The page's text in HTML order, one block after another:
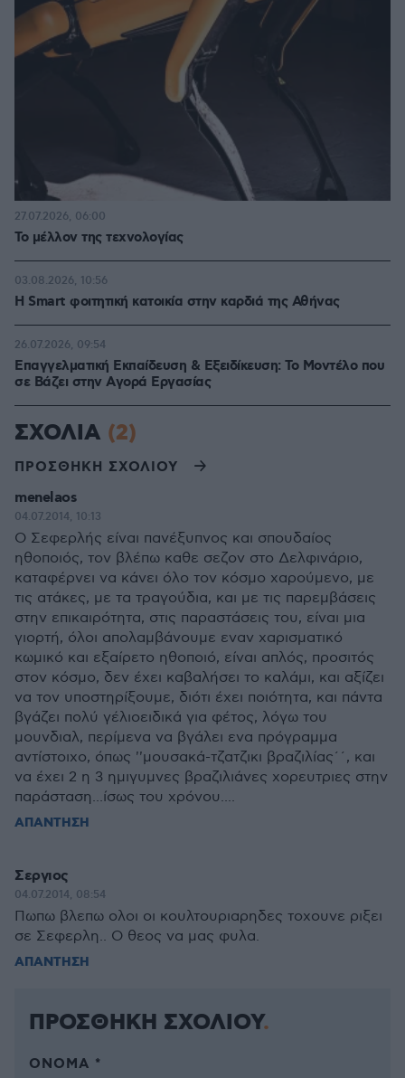
Το μέλλον της τεχνολογίας
27.07.2026, 06:00
Η Smart φοιτητική κατοικία στην καρδιά της Αθήνας
03.08.2026, 10:56
Επαγγελματική Εκπαίδευση & Εξειδίκευση: Το Mοντέλο που
σε Bάζει στην Aγορά Eργασίας
26.07.2026, 09:54
ΣΧΟΛΙΑ (2)
ΠΡΟΣΘΗΚΗ ΣΧΟΛΙΟΥ
menelaos
04.07.2014, 10:13
Ο Σεφερλής είναι πανέξυπνος και σπουδαίος
ηθοποιός, τον βλέπω καθε σεζον στο Δελφινάριο,
καταφέρνει να κάνει όλο τον κόσμο χαρούμενο, με
τις ατάκες, με τα τραγούδια, και με τις παρεμβάσεις
στην επικαιρότητα, στις παραστάσεις του, είναι μια
γιορτή, όλοι απολαμβάνουμε εναν χαρισματικό
κωμικό και εξαίρετο ηθοποιό, είναι απλός, προσιτός
στον κόσμο, δεν έχει καβαλήσει το καλάμι, και αξίζει
να τον υποστηρίξουμε, διότι έχει ποιότητα, και πάντα
βγάζει πολύ γέλιοειδικά για φέτος, λόγω του
μουνδιαλ, περίμενα να βγάλει ενα πρόγραμμα
αντίστοιχο, όπως ''μουσακά-τζατζικι βραζιλίας΄΄, και
να έχει 2 η 3 ημιγυμνες βραζιλιάνες χορευτριες στην
παράσταση...ίσως του χρόνου....
ΑΠΑΝΤΗΣΗ
Σεργιος
04.07.2014, 08:54
Πωπω βλεπω ολοι οι κουλτουριαρηδες τοχουνε ριξει
σε Σεφερλη.. Ο θεος να μας φυλα.
ΑΠΑΝΤΗΣΗ
ΠΡΟΣΘΗΚΗ ΣΧΟΛΙΟΥ
ΌΝΟΜΑ *